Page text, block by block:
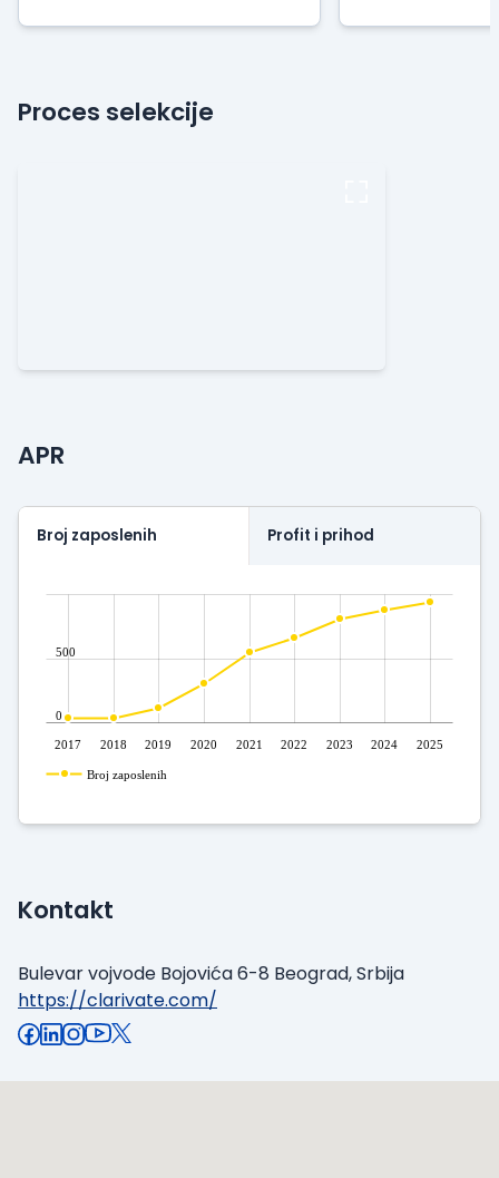
Proces selekcije
APR
Broj zaposlenih Profit i prihod
2017 2018 2019 2020 2021 2022 2023 2024 2025
0
500
Broj zaposlenih
Kontakt
Bulevar vojvode Bojovića 6-8 Beograd, Srbija
https://clarivate.com/